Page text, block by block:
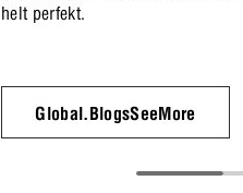
helt perfekt.
Global.BlogsSeeMore